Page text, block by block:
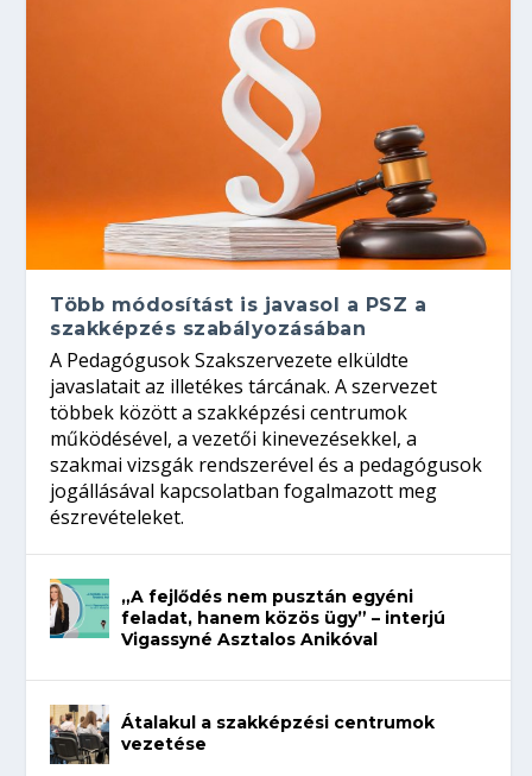
Több módosítást is javasol a PSZ a
szakképzés szabályozásában
A Pedagógusok Szakszervezete elküldte
javaslatait az illetékes tárcának. A szervezet
többek között a szakképzési centrumok
működésével, a vezetői kinevezésekkel, a
szakmai vizsgák rendszerével és a pedagógusok
jogállásával kapcsolatban fogalmazott meg
észrevételeket.
„A fejlődés nem pusztán egyéni
feladat, hanem közös ügy” – interjú
Vigassyné Asztalos Anikóval
Átalakul a szakképzési centrumok
vezetése